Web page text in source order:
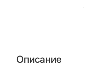
Описание